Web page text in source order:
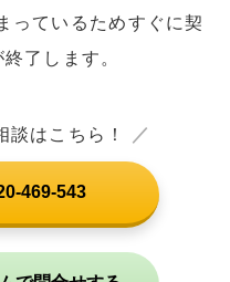
っているためすぐに契
了します。
談はこちら！ ／
469-543